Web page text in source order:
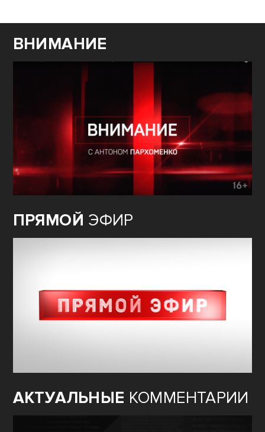
ВНИМАНИЕ
ПРЯМОЙ ЭФИР
АКТУАЛЬНЫЕ КОММЕНТАРИИ